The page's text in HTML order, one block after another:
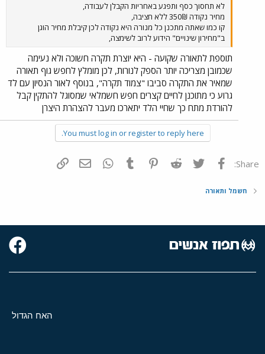
לא תחסוך כסף ותפגע באחריות הקבלן לעבודה,
מחיר נקודה 350₪ ללא חציבה,
קו כמו שאתה מתכנן כל מנורה היא נקודה לכן קיבלת מחיר הוגן
ב"מחירון שינויים" הידוע לרוב לשימצה,
תוספת לתאורה שקועה - היא יוצרת תקרה חשוכה ולא נעימה
שכמובן מצריכה יותר הספק לנורות, לכן מומלץ לחפש גוף תאורה
שמאיר את התקרה סביבו "צמוד תקרה", בנוסף לאור הנסיון עם לד
גרוע כי מתוכנן לחיים קצרים חפש חשמלאי שמסוגל להתקין קבל
להורדת מתח כך שחיי הלד יתארכו מעבר להצהרת היצרן
You must log in or register to reply here.
Share: פייסבוק Twitter
Reddit
Pinterest
Tumblr
WhatsAppדואר אלקטרוני
חשמל ותאורה
האח הגדול